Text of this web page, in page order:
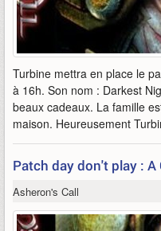
Turbine mettra en place le
à 16h. Son nom : Darkest
beaux cadeaux. La famille
maison. Heureusement
Patch day don't play :
Asheron's Call